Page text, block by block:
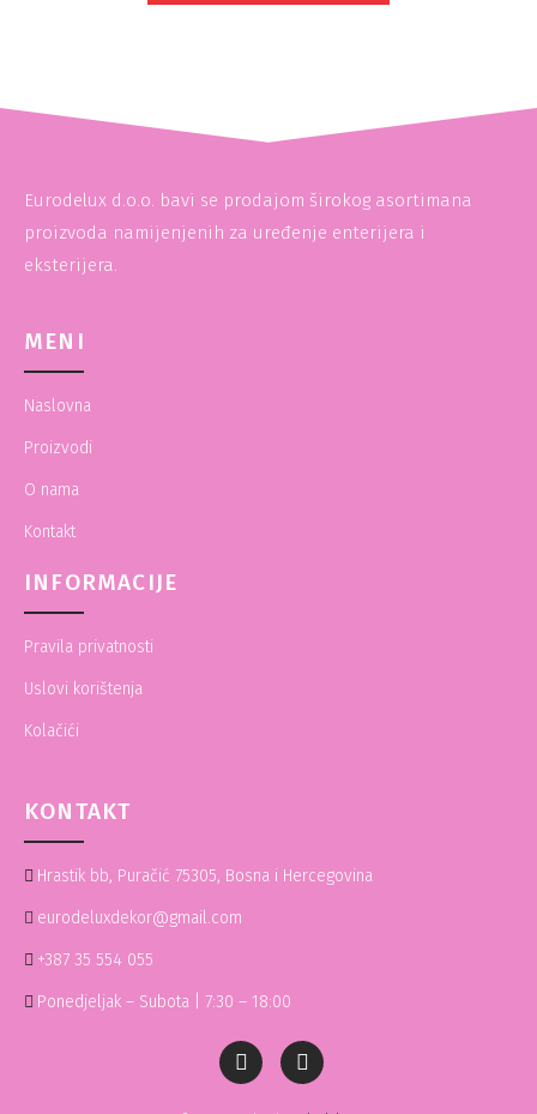
Eurodelux d.o.o. bavi se prodajom širokog asortimana
proizvoda namijenjenih za uređenje enterijera i
eksterijera.
MENI
Naslovna
Proizvodi
O nama
Kontakt
INFORMACIJE
Pravila privatnosti
Uslovi korištenja
Kolačići
KONTAKT
Hrastik bb, Puračić 75305, Bosna i Hercegovina
eurodeluxdekor@gmail.com
+387 35 554 055
Ponedjeljak – Subota | 7:30 – 18:00